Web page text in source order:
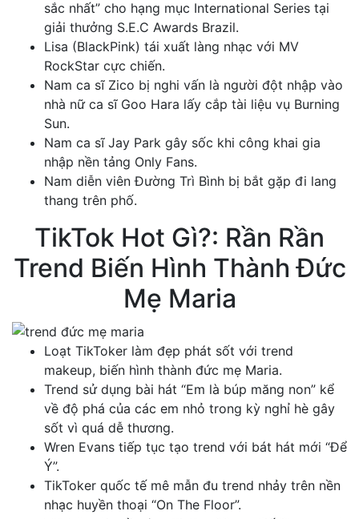
sắc nhất” cho hạng mục International Series tại
giải thưởng S.E.C Awards Brazil.
Lisa (BlackPink) tái xuất làng nhạc với MV
RockStar cực chiến.
Nam ca sĩ Zico bị nghi vấn là người đột nhập vào
nhà nữ ca sĩ Goo Hara lấy cắp tài liệu vụ Burning
Sun.
Nam ca sĩ Jay Park gây sốc khi công khai gia
nhập nền tảng Only Fans.
Nam diễn viên Đường Trì Bình bị bắt gặp đi lang
thang trên phố.
TikTok Hot Gì?: Rần Rần
Trend Biến Hình Thành Đức
Mẹ Maria
Loạt TikToker làm đẹp phát sốt với trend
makeup, biến hình thành đức mẹ Maria.
Trend sử dụng bài hát “Em là búp măng non” kể
về độ phá của các em nhỏ trong kỳ nghỉ hè gây
sốt vì quá dễ thương.
Wren Evans tiếp tục tạo trend với bát hát mới “Để
Ý”.
TikToker quốc tế mê mẫn đu trend nhảy trên nền
nhạc huyền thoại “On The Floor”.